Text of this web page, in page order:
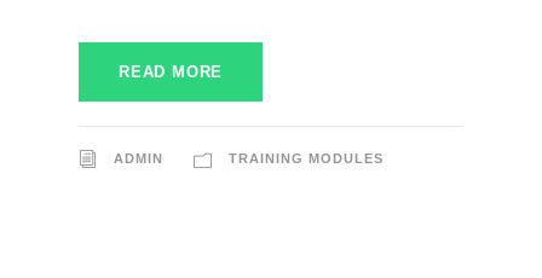
READ MORE
ADMIN TRAINING MODULES